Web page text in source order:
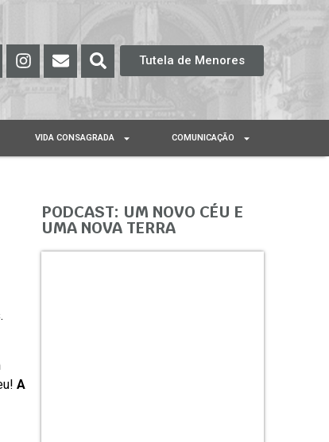
Tutela de Menores
VIDA CONSAGRADA COMUNICAÇÃO
A
PODCAST: UM NOVO CÉU E
UMA NOVA TERRA